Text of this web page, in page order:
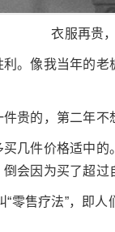
衣服再贵
。像我当年的
贵的，第二年不
几件价格适中
会因为买了超过
零售疗法”，即